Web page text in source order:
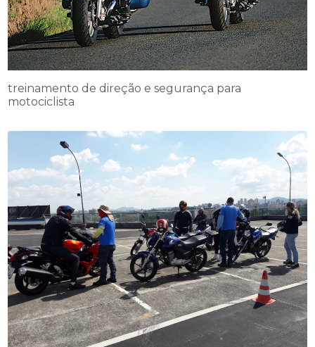
treinamento de direção e segurança para
motociclista